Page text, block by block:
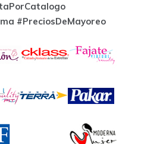
#PreciosDeMayoreo